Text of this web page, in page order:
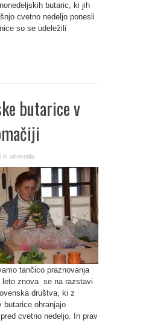
butaric, ki jih
cvetno nedeljo ponesli
so se udeležili
butarice v
in obvestila
tančico praznovanja
leto znova se na razstavi
društva, ki z
butarice ohranjajo
cvetno nedeljo. In prav